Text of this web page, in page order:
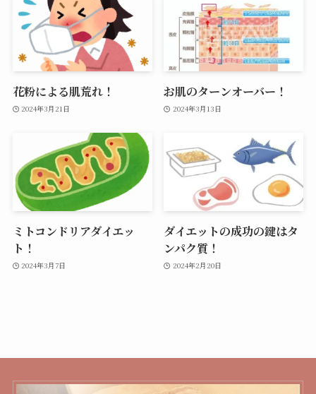
花粉による肌荒れ！
2024年3月21日
お肌のターンオーバー！
2024年3月13日
ミトコンドリアダイエッ
ト！
2024年3月7日
ダイエットの成功の鍵はタ
ンパク質！
2024年2月20日